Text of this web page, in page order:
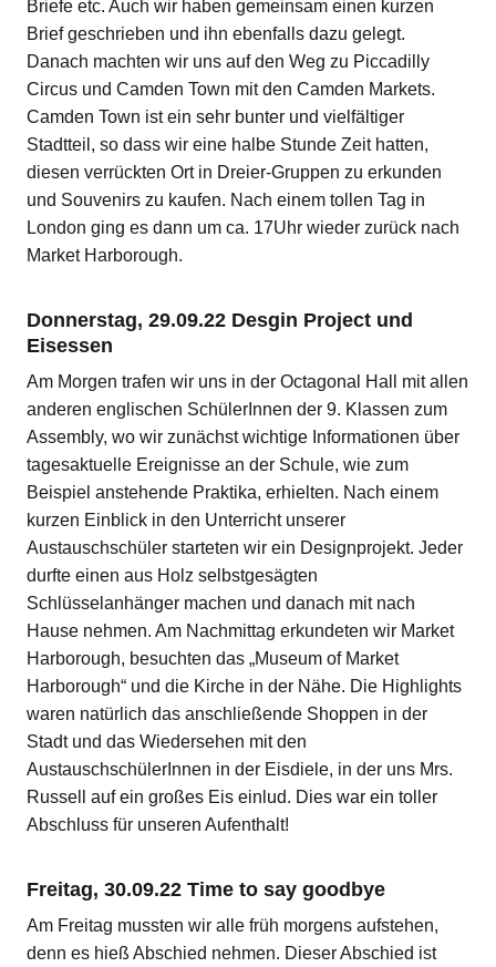
Briefe etc. Auch wir haben gemeinsam einen kurzen
Brief geschrieben und ihn ebenfalls dazu gelegt.
Danach machten wir uns auf den Weg zu Piccadilly
Circus und Camden Town mit den Camden Markets.
Camden Town ist ein sehr bunter und vielfältiger
Stadtteil, so dass wir eine halbe Stunde Zeit hatten,
diesen verrückten Ort in Dreier-Gruppen zu erkunden
und Souvenirs zu kaufen. Nach einem tollen Tag in
London ging es dann um ca. 17Uhr wieder zurück nach
Market Harborough.
Donnerstag, 29.09.22 Desgin Project und
Eisessen
Am Morgen trafen wir uns in der Octagonal Hall mit allen
anderen englischen SchülerInnen der 9. Klassen zum
Assembly, wo wir zunächst wichtige Informationen über
tagesaktuelle Ereignisse an der Schule, wie zum
Beispiel anstehende Praktika, erhielten. Nach einem
kurzen Einblick in den Unterricht unserer
Austauschschüler starteten wir ein Designprojekt. Jeder
durfte einen aus Holz selbstgesägten
Schlüsselanhänger machen und danach mit nach
Hause nehmen. Am Nachmittag erkundeten wir Market
Harborough, besuchten das „Museum of Market
Harborough“ und die Kirche in der Nähe. Die Highlights
waren natürlich das anschließende Shoppen in der
Stadt und das Wiedersehen mit den
AustauschschülerInnen in der Eisdiele, in der uns Mrs.
Russell auf ein großes Eis einlud. Dies war ein toller
Abschluss für unseren Aufenthalt!
Freitag, 30.09.22 Time to say goodbye
Am Freitag mussten wir alle früh morgens aufstehen,
denn es hieß Abschied nehmen. Dieser Abschied ist